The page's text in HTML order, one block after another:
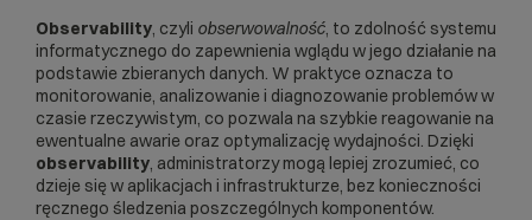
Observability, czyli obserwowalność, to zdolność systemu
informatycznego do zapewnienia wglądu w jego działanie na
podstawie zbieranych danych. W praktyce oznacza to
monitorowanie, analizowanie i diagnozowanie problemów w
czasie rzeczywistym, co pozwala na szybkie reagowanie na
ewentualne awarie oraz optymalizację wydajności. Dzięki
observability, administratorzy mogą lepiej zrozumieć, co
dzieje się w aplikacjach i infrastrukturze, bez konieczności
ręcznego śledzenia poszczególnych komponentów.